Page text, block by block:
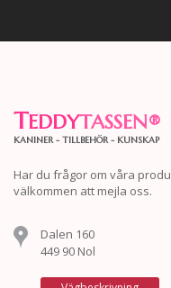
TEDDYTASSEN®
KANINER - TILLBEHÖR - KUNSKAP
Har du frågor om våra
välkommen att mejla oss.
Dalen 160
449 90 Nol